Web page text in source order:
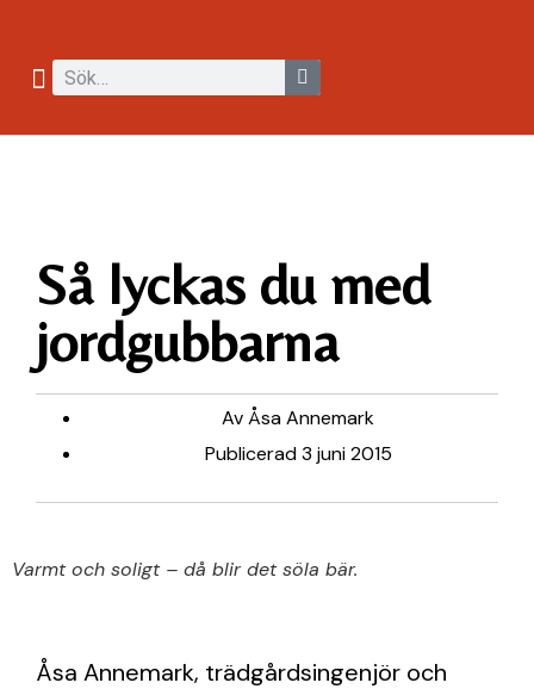
Så lyckas du med
jordgubbarna
AvÅsa Annemark
Publicerad 3 juni 2015
Varmt och soligt – då blir det söla bär.
Åsa Annemark, trädgårdsingenjör och